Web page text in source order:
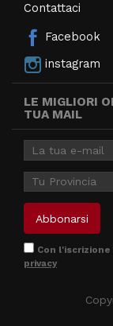
Contattaci
Facebook
instagram
LE MIGLIORI
TUA MAIL
Con
privacy